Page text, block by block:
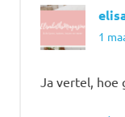
1
Ja vertel, hoe